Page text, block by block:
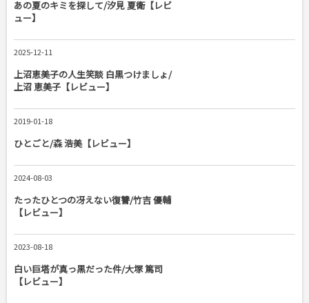
あの夏のキミを探して/汐見 夏衛【レビ
ュー】
2025-12-11
上沼恵美子の人生笑談 白黒つけましょ/
上沼 恵美子【レビュー】
2019-01-18
ひとごと/森 浩美【レビュー】
2024-08-03
たったひとつの冴えない復讐/竹吉 優輔
【レビュー】
2023-08-18
白い巨塔が真っ黒だった件/大塚 篤司
【レビュー】